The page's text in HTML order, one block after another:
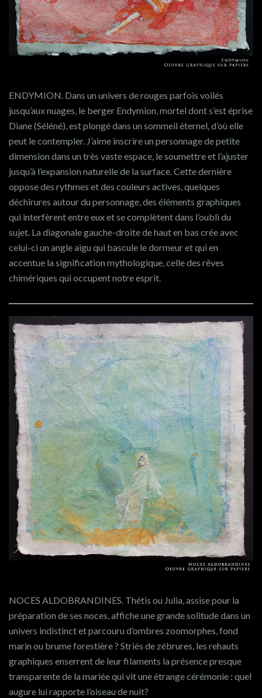
ENDYMION. Dans un univers de rouges parfois voilés
jusqu’aux nuages, le berger Endymion, mortel dont s’est éprise
Diane (Séléné), est plongé dans un sommeil éternel, d’où elle
peut le contempler. J’aime inscrire un personnage de petite
dimension dans un très vaste espace, le soumettre et l’ajuster
jusqu’à l’expansion naturelle de la surface. Cette dernière
oppose des rythmes et des couleurs actives, quelques
déchirures autour du personnage, des éléments graphiques
qui interfèrent entre eux et se complètent dans l’oubli du
sujet. La diagonale gauche-droite de haut en bas crée avec
celui-ci un angle aigu qui bascule le dormeur et qui en
accentue la signification mythologique, celle des rêves
chimériques qui occupent notre esprit.
NOCES ALDOBRANDINES. Thétis ou Julia, assise pour la
préparation de ses noces, affiche une grande solitude dans un
univers indistinct et parcouru d’ombres zoomorphes, fond
marin ou brume forestière ? Striés de zébrures, les rehauts
graphiques enserrent de leur filaments la présence presque
transparente de la mariée qui vit une étrange cérémonie : quel
augure lui rapporte l’oiseau de nuit?